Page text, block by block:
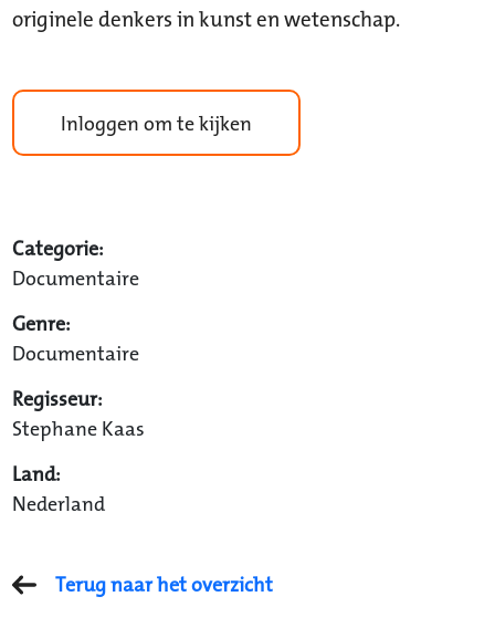
originele denkers in kunst en wetenschap.
Inloggen om te kijken
Categorie:
Documentaire
Genre:
Documentaire
Regisseur:
Stephane Kaas
Land:
Nederland
Terug naar het overzicht